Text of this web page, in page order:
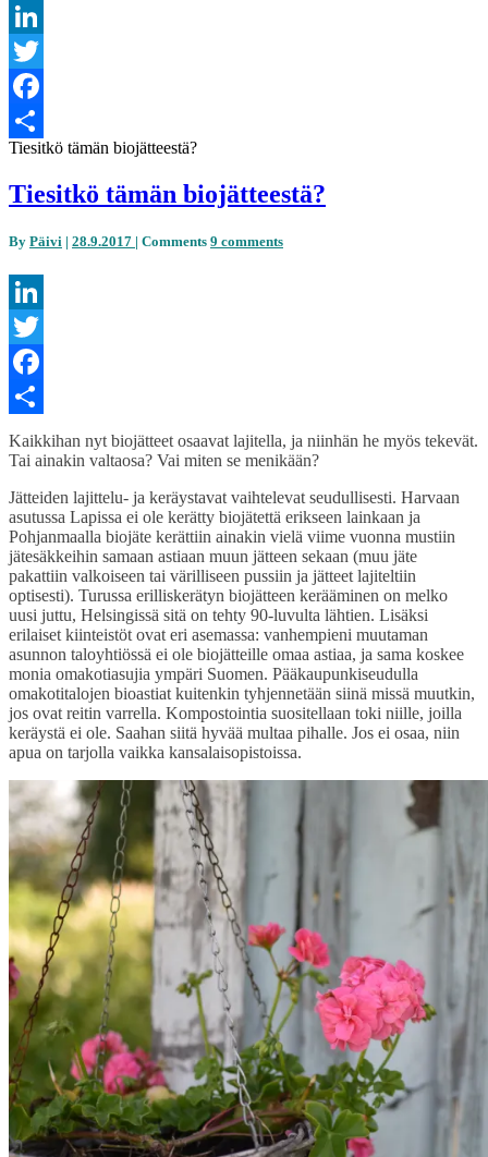
LinkedIn
Twitter
Facebook
Share
Tiesitkö tämän biojätteestä?
Tiesitkö tämän biojätteestä?
By Päivi | 28.9.2017 | Comments 9 comments
LinkedIn
Twitter
Facebook
Share
Kaikkihan nyt biojätteet osaavat lajitella, ja niinhän he myös tekevät.
Tai ainakin valtaosa? Vai miten se menikään?
Jätteiden lajittelu- ja keräystavat vaihtelevat seudullisesti. Harvaan
asutussa Lapissa ei ole kerätty biojätettä erikseen lainkaan ja
Pohjanmaalla biojäte kerättiin ainakin vielä viime vuonna mustiin
jätesäkkeihin samaan astiaan muun jätteen sekaan (muu jäte
pakattiin valkoiseen tai värilliseen pussiin ja jätteet lajiteltiin
optisesti). Turussa erilliskerätyn biojätteen kerääminen on melko
uusi juttu, Helsingissä sitä on tehty 90-luvulta lähtien. Lisäksi
erilaiset kiinteistöt ovat eri asemassa: vanhempieni muutaman
asunnon taloyhtiössä ei ole biojätteille omaa astiaa, ja sama koskee
monia omakotiasujia ympäri Suomen. Pääkaupunkiseudulla
omakotitalojen bioastiat kuitenkin tyhjennetään siinä missä muutkin,
jos ovat reitin varrella. Kompostointia suositellaan toki niille, joilla
keräystä ei ole. Saahan siitä hyvää multaa pihalle. Jos ei osaa, niin
apua on tarjolla vaikka kansalaisopistoissa.